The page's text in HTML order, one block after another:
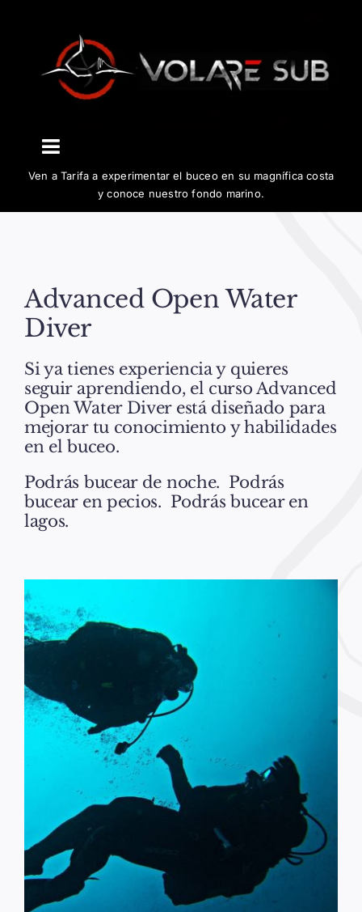
contenido
Toggle
Navigation
Cursos
Noticias
Español
Ven a Tarifa a experimentar el buceo en su magnífica costa
y conoce nuestro fondo marino.
Advanced Open Water
Diver
Si ya tienes experiencia y quieres
seguir aprendiendo, el curso Advanced
Open Water Diver estádiseñado para
mejorar tu conocimiento y habilidades
en el buceo.
Podrás bucear de noche. Podrás
bucear en pecios. Podrás bucear en
lagos.